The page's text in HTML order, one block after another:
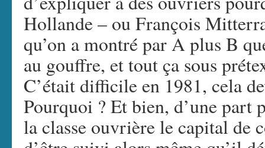
Hollande – ou François
qu’on a montré par A plus B
au gouffre, et tout ça sous
C’était difficile en 1981, cela
Pourquoi ? Et bien, d’une part
la classe ouvrière le capital de